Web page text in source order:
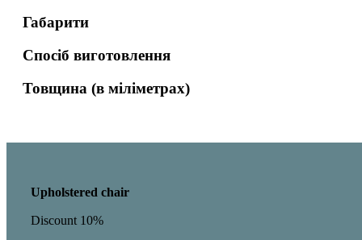
Габарити
Спосіб виготовлення
Товщина (в міліметрах)
Upholstered chair
Discount 10%